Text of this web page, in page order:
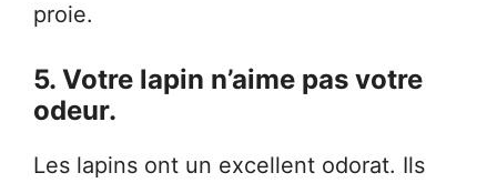
proie.
5. Votre lapin n’aime pas votre
odeur.
Les lapins ont un excellent odorat. Ils